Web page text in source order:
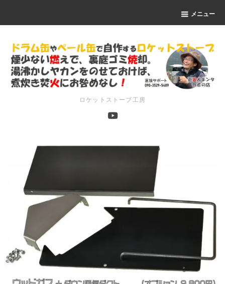
メニュー
ロケットストーブ工房